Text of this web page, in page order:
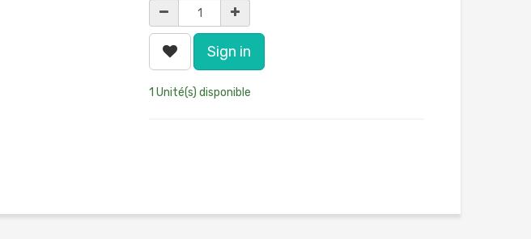
Sign in
1 Unité(s) disponible